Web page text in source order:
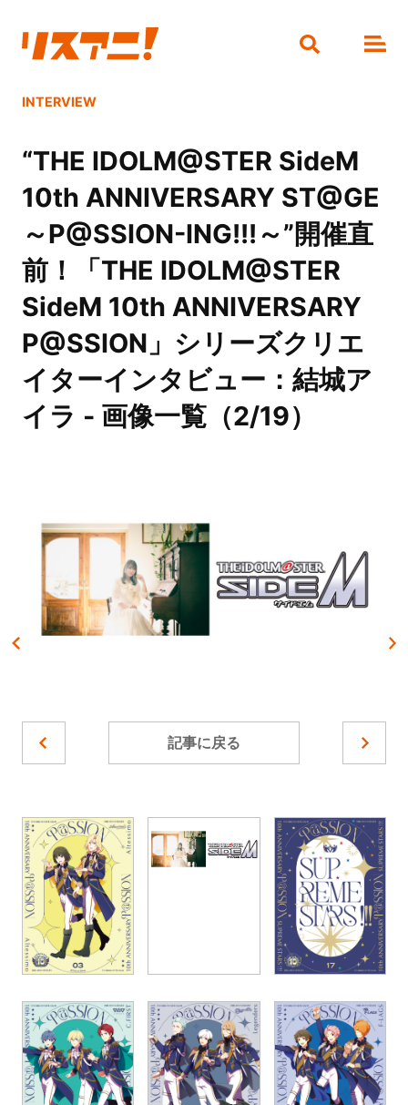
INTERVIEW
“THE IDOLM@STER SideM
10th ANNIVERSARY ST@GE
～P@SSION-ING!!!～”開催直
前！「THE IDOLM@STER
SideM 10th ANNIVERSARY
P@SSION」シリーズクリエ
イターインタビュー：結城ア
イラ - 画像一覧（2/19）
記事に戻る